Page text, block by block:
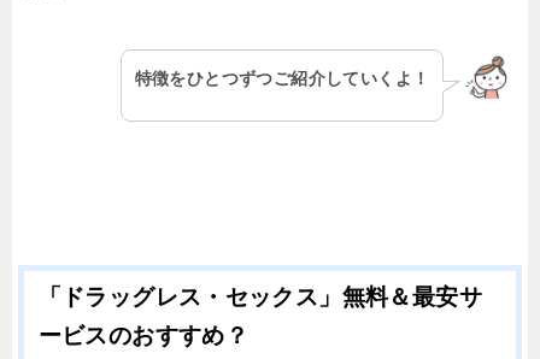
特徴をひとつずつご紹介していくよ！
「ドラッグレス・セックス」無料＆最安サ
ービスのおすすめ？